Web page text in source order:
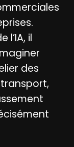
il
des